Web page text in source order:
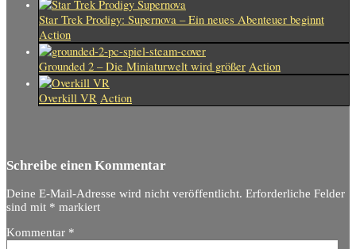
Star Trek Prodigy: Supernova – Ein neues Abenteuer beginnt
Action
Grounded 2 – Die Miniaturwelt wird größer Action
Overkill VR Action
Schreibe einen Kommentar
Deine E-Mail-Adresse wird nicht veröffentlicht. Erforderliche Felder
sind mit * markiert
Kommentar *